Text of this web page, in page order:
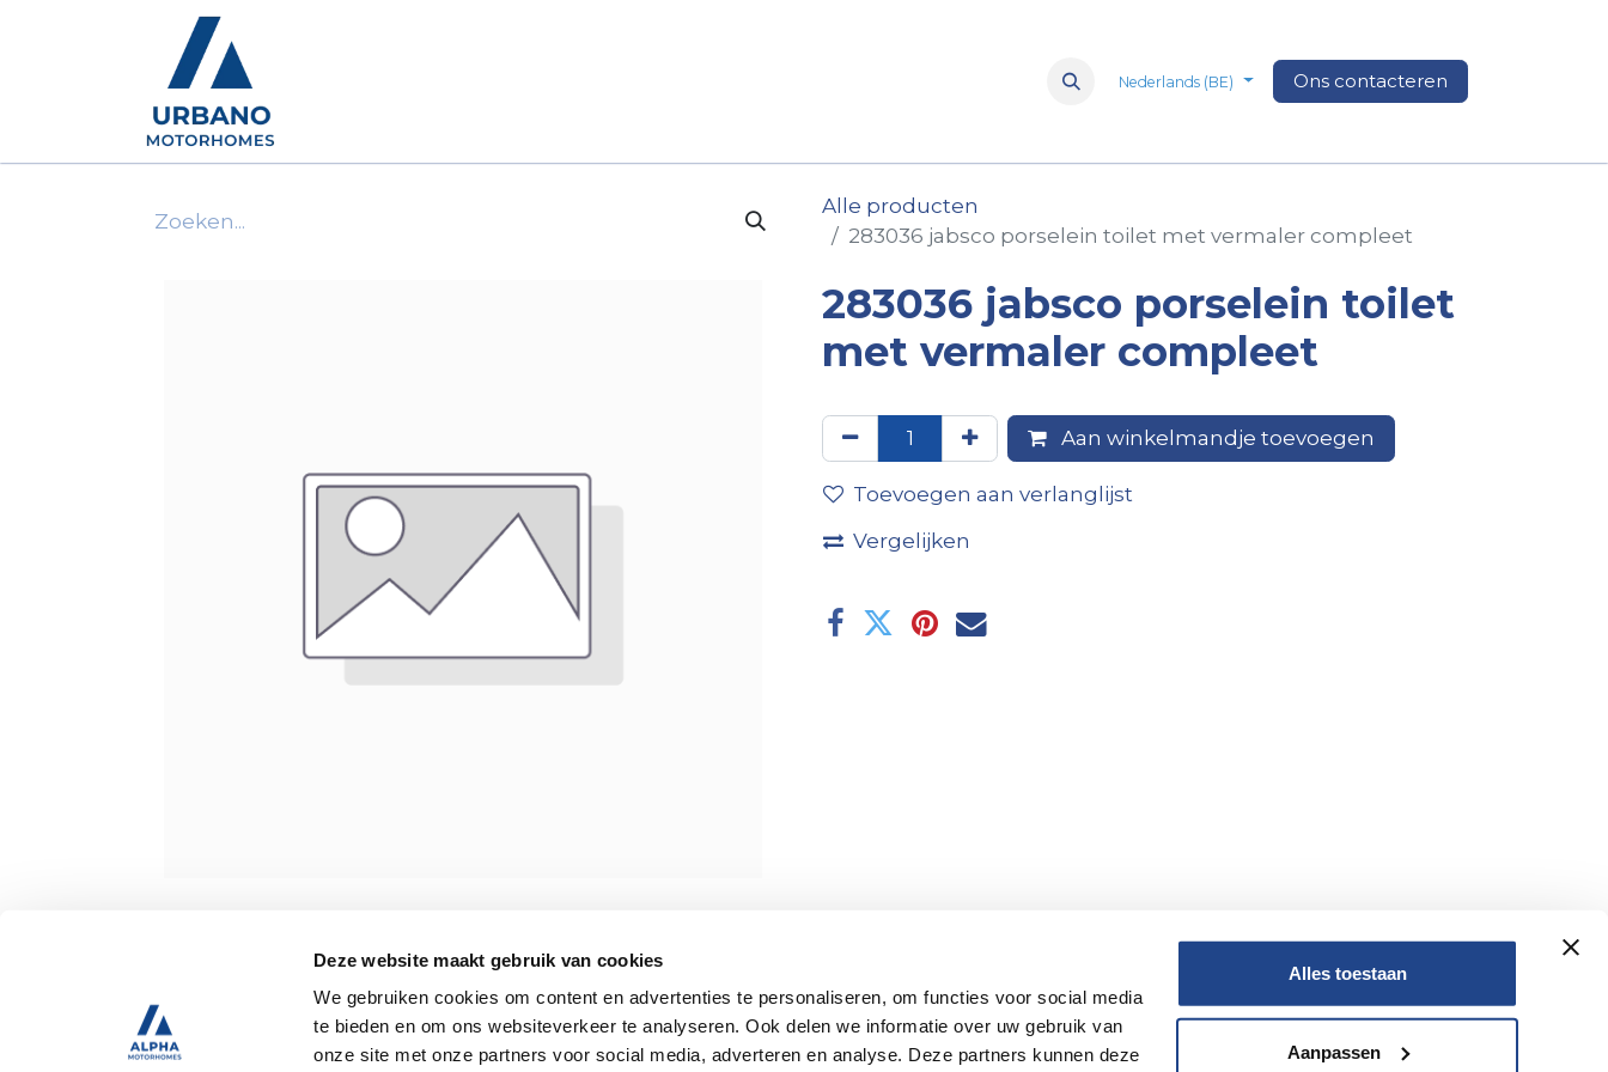
Deze website maakt gebruik van cookies
We gebruiken cookies om content en advertenties te personaliseren, om functies voor social media
te bieden en om ons websiteverkeer te analyseren. Ook delen we informatie over uw gebruik van
onze site met onze partners voor social media, adverteren en analyse. Deze partners kunnen deze
Alles toestaan
Aanpassen
Merken Over Ons Media Veelgestelde vragen
Nederlands (BE) Ons contacteren
Alle producten
283036 jabsco porselein toilet met vermaler compleet
283036 jabsco porselein toilet
met vermaler compleet
Aan winkelmandje toevoegen
Toevoegen aan verlanglijst
Vergelijken
Tweedehands Nee